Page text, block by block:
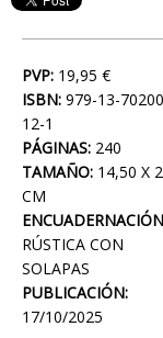
PVP: 19,95 €
ISBN: 979-13-
12-1
PÁGINAS: 240
TAMAÑO: 14,50 X
CM
RÚSTICA CON
SOLAPAS
PUBLICACIÓN:
17/10/2025